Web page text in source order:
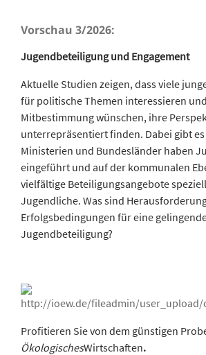
Vorschau 3/2026:
Jugendbeteiligung und Engagement
Aktuelle Studien zeigen, dass viele
für politische Themen interessieren
Mitbestimmung wünschen, ihre
unterrepräsentiert finden. Dabei gibt es
Ministerien und Bundesländer haben
eingeführt und auf der kommunalen
vielfältige Beteiligungsangebote
Jugendliche. Was sind
Erfolgsbedingungen für eine
Jugendbeteiligung?
Profitieren Sie von dem günstigen
ÖkologischesWirtschaften.